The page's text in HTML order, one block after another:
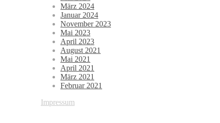
März 2024
Januar 2024
November 2023
Mai 2023
April 2023
August 2021
Mai 2021
April 2021
März 2021
Februar 2021
Impressum